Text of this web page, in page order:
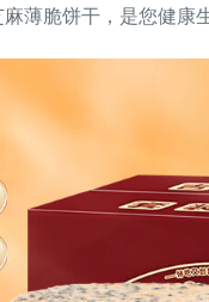
薄脆饼干，是您健康